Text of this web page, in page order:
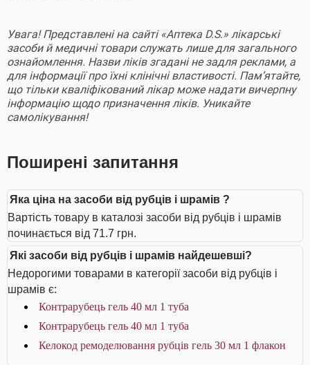
Увага! Представлені на сайті «Аптека D.S.» лікарські
засоби й медичні товари служать лише для загального
ознайомлення. Назви ліків згадані не задля реклами, а
для інформації про їхні клінічні властивості. Пам’ятайте,
що тільки кваліфікований лікар може надати вичерпну
інформацію щодо призначення ліків. Уникайте
самолікування!
Поширені запитання
Яка ціна на засоби від рубців і шрамів ?
Вартість товару в каталозі засоби від рубців і шрамів
починається від 71.7 грн.
Які засоби від рубців і шрамів найдешевші?
Недорогими товарами в категорії засоби від рубців і
шрамів є:
Контрарубець гель 40 мл 1 туба
Контрарубець гель 40 мл 1 туба
Келокод ремоделювання рубців гель 30 мл 1 флакон